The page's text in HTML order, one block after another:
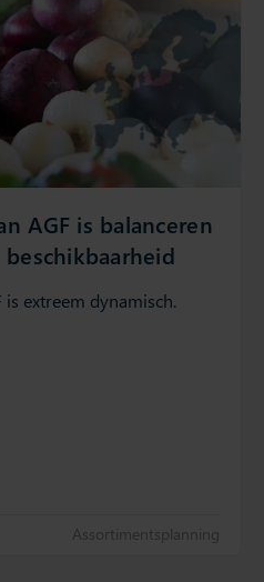
AGF is balanceren
is extreem dynamisch.
Assortimentsplanning